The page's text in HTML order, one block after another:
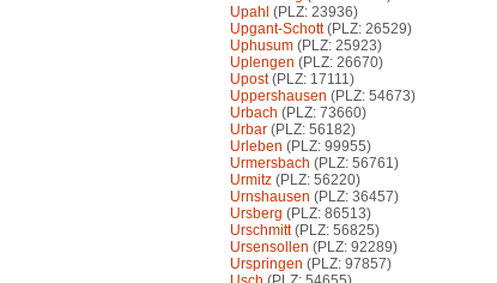
Upahl (PLZ: 23936)
Upgant-Schott(PLZ: 26529)
Uphusum (PLZ: 25923)
Uplengen (PLZ: 26670)
Upost(PLZ: 17111)
Uppershausen (PLZ: 54673)
Urbach (PLZ: 73660)
Urbar (PLZ: 56182)
Urleben (PLZ: 99955)
Urmersbach (PLZ: 56761)
Urmitz (PLZ: 56220)
Urnshausen (PLZ: 36457)
Ursberg (PLZ: 86513)
Urschmitt(PLZ: 56825)
Ursensollen (PLZ: 92289)
Urspringen (PLZ: 97857)